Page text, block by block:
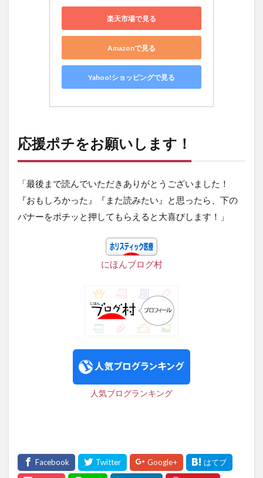
楽天市場で見る
Amazonで見る
Yahoo!ショッピングで見る
応援ポチをお願いします！
「最後まで読んでいただきありがとうございました！
『おもしろかった』『また読みたい』と思ったら、下の
バナーをポチッと押してもらえると大喜びします！」
にほんブログ村
人気ブログランキング